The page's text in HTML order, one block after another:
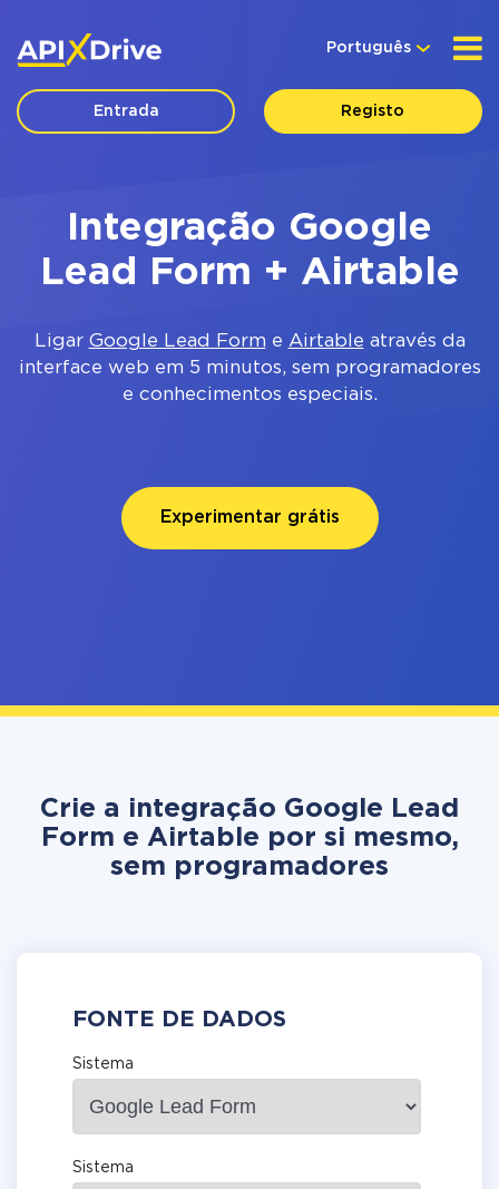
Português
Entrada Registo
Integração Google
Lead Form + Airtable
Ligar Google Lead Form e Airtable através da
interface web em 5 minutos, sem programadores
e conhecimentos especiais.
Experimentar grátis
Crie a integração Google Lead
Form e Airtable por si mesmo,
sem programadores
FONTE DE DADOS
Sistema
Sistema